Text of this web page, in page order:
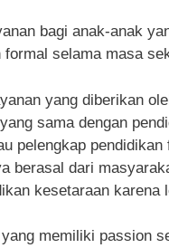
bagi anak-anak
selama masa
yang diberikan
sama dengan
pelengkap
berasal dari
kesetaraan karena
memiliki passion